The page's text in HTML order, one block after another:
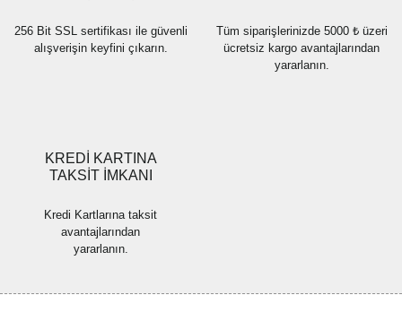
256 Bit SSL sertifikası ile güvenli
alışverişin keyfini çıkarın.
Tüm siparişlerinizde 5000 ₺ üzeri
ücretsiz kargo avantajlarından
yararlanın.
KREDİ KARTINA
TAKSİT İMKANI
Kredi Kartlarına taksit
avantajlarından
yararlanın.